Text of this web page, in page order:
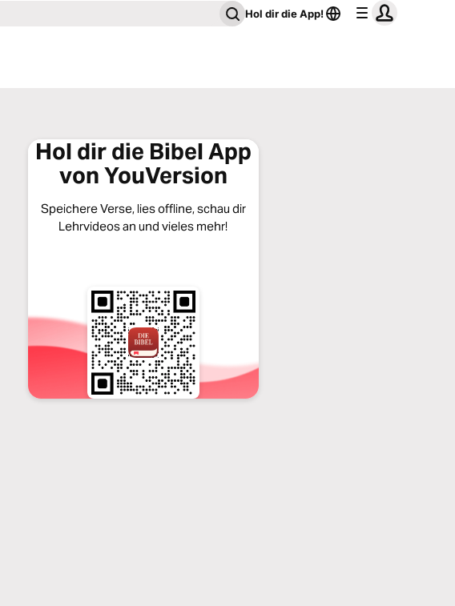
Hol dir die App!
Hol dir die Bibel App
von YouVersion
Speichere Verse, lies offline, schau dir
Lehrvideos an und vieles mehr!